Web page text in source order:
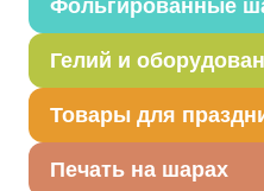
Фольгированные
Гелий и
Товары для
Печать на шарах
Дата последнего изменения
элемента
Описание товара
Декоративное украшение
свечи с